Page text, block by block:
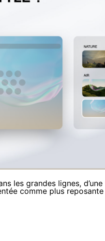
les grandes lignes,
comme plus